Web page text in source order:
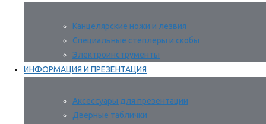
Канцелярские ножи и лезвия
Специальные степлеры и скобы
Электроинструменты
ИНФОРМАЦИЯ И ПРЕЗЕНТАЦИЯ
Аксессуары для презентации
Дверные таблички